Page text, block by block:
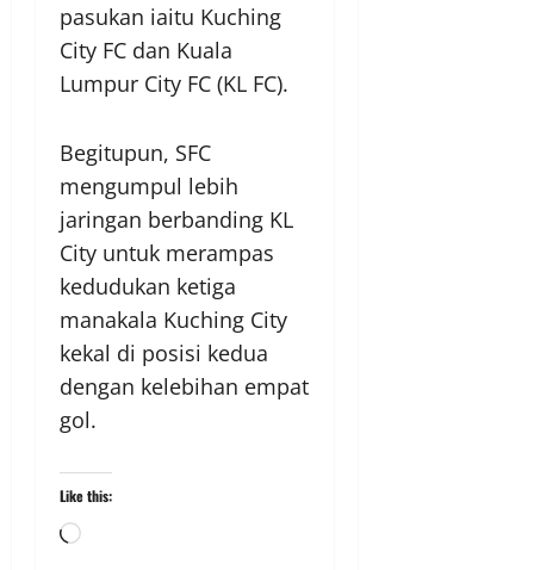
pasukan iaitu Kuching
City FC dan Kuala
Lumpur City FC (KL FC).
Begitupun, SFC
mengumpul lebih
jaringan berbanding KL
City untuk merampas
kedudukan ketiga
manakala Kuching City
kekal di posisi kedua
dengan kelebihan empat
gol.
Like this: